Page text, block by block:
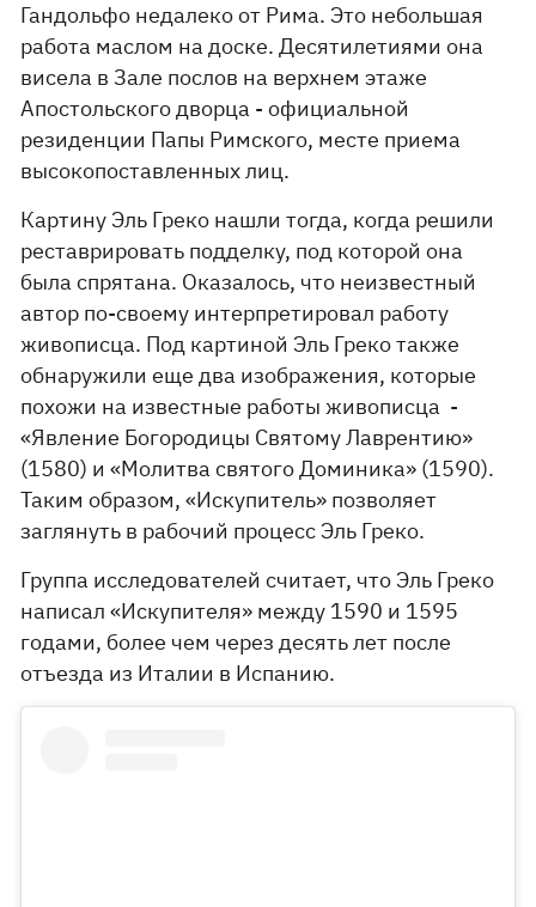
Гандольфо недалеко от Рима. Это небольшая
работа маслом на доске. Десятилетиями она
висела в Зале послов на верхнем этаже
Апостольского дворца - официальной
резиденции Папы Римского, месте приема
высокопоставленных лиц.
Картину Эль Греко нашли тогда, когда решили
реставрировать подделку, под которой она
была спрятана. Оказалось, что неизвестный
автор по-своему интерпретировал работу
живописца. Под картиной Эль Греко также
обнаружили еще два изображения, которые
похожи на известные работы живописца -
«Явление Богородицы Святому Лаврентию»
(1580) и «Молитва святого Доминика» (1590).
Таким образом, «Искупитель» позволяет
заглянуть в рабочий процесс Эль Греко.
Группа исследователей считает, что Эль Греко
написал «Искупителя» между 1590 и 1595
годами, более чем через десять лет после
отъезда из Италии в Испанию.